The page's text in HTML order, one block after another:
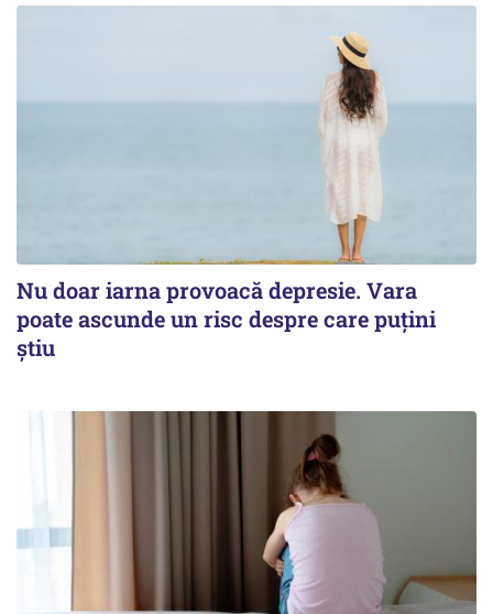
Nu doar iarna provoacă depresie. Vara
poate ascunde un risc despre care puțini
știu